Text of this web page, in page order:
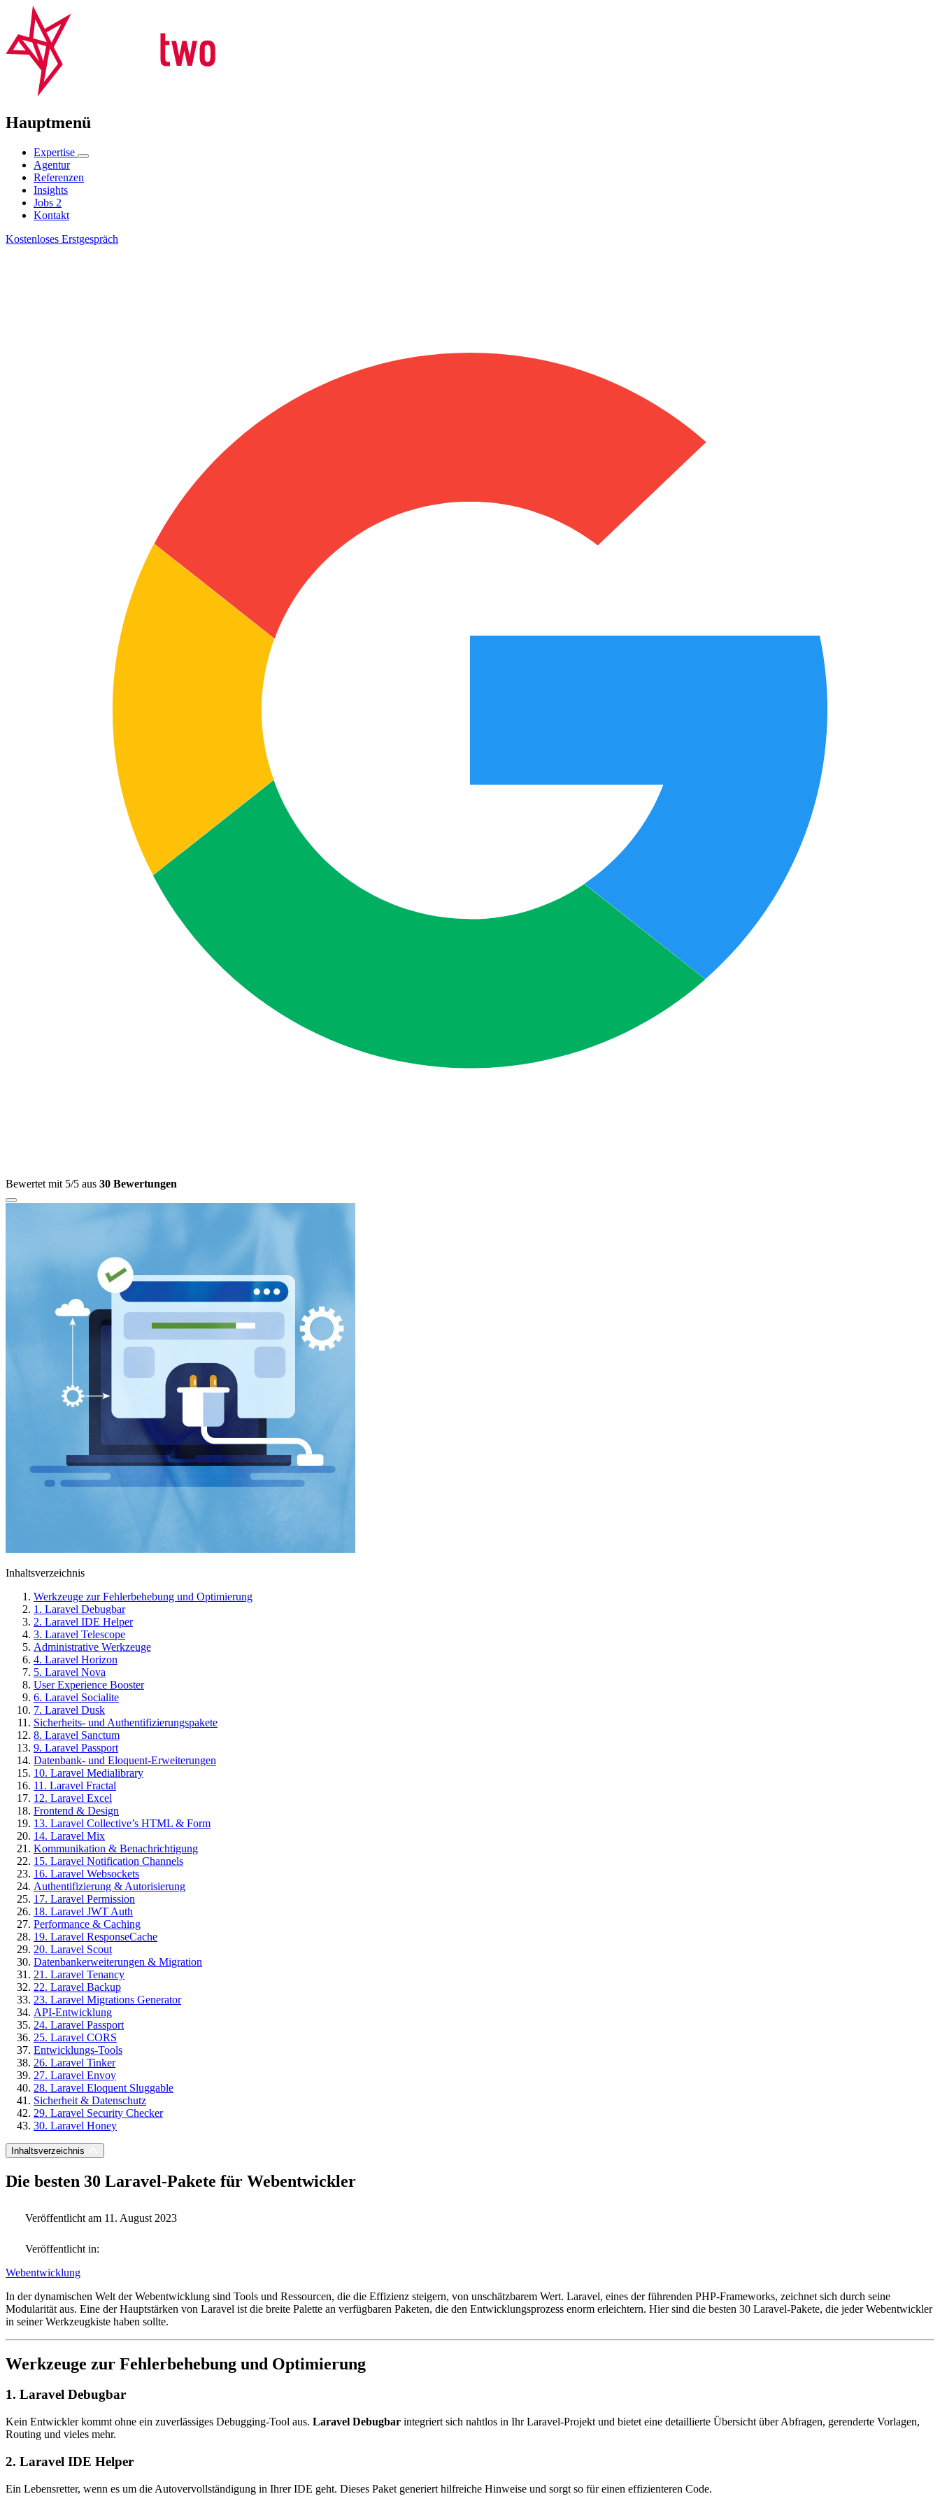
Hauptmenü
Expertise
Agentur
Referenzen
Insights
Jobs 2
Kontakt
Kostenloses Erstgespräch
Bewertet mit 5/5 aus 30 Bewertungen
Inhaltsverzeichnis
Werkzeuge zur Fehlerbehebung und Optimierung
1. Laravel Debugbar
2. Laravel IDE Helper
3. Laravel Telescope
Administrative Werkzeuge
4. Laravel Horizon
5. Laravel Nova
User Experience Booster
6. Laravel Socialite
7. Laravel Dusk
Sicherheits- und Authentifizierungspakete
8. Laravel Sanctum
9. Laravel Passport
Datenbank- und Eloquent-Erweiterungen
10. Laravel Medialibrary
11. Laravel Fractal
12. Laravel Excel
Frontend & Design
13. Laravel Collective’s HTML & Form
14. Laravel Mix
Kommunikation & Benachrichtigung
15. Laravel Notification Channels
16. Laravel Websockets
Authentifizierung & Autorisierung
17. Laravel Permission
18. Laravel JWT Auth
Performance & Caching
19. Laravel ResponseCache
20. Laravel Scout
Datenbankerweiterungen & Migration
21. Laravel Tenancy
22. Laravel Backup
23. Laravel Migrations Generator
API-Entwicklung
24. Laravel Passport
25. Laravel CORS
Entwicklungs-Tools
26. Laravel Tinker
27. Laravel Envoy
28. Laravel Eloquent Sluggable
Sicherheit & Datenschutz
29. Laravel Security Checker
30. Laravel Honey
Inhaltsverzeichnis
Die besten 30 Laravel-Pakete für Webentwickler
Veröffentlicht am 11. August 2023
Veröffentlicht in:
Webentwicklung
In der dynamischen Welt der Webentwicklung sind Tools und Ressourcen, die die Effizienz steigern, von unschätzbarem Wert. Laravel, eines der führenden PHP-Frameworks, zeichnet sich durch seine
Modularität aus. Eine der Hauptstärken von Laravel ist die breite Palette an verfügbaren Paketen, die den Entwicklungsprozess enorm erleichtern. Hier sind die besten 30 Laravel-Pakete, die jeder Webentwickler
in seiner Werkzeugkiste haben sollte.
Werkzeuge zur Fehlerbehebung und Optimierung
1. Laravel Debugbar
Kein Entwickler kommt ohne ein zuverlässiges Debugging-Tool aus. Laravel Debugbar integriert sich nahtlos in Ihr Laravel-Projekt und bietet eine detaillierte Übersicht über Abfragen, gerenderte Vorlagen,
Routing und vieles mehr.
2. Laravel IDE Helper
Ein Lebensretter, wenn es um die Autovervollständigung in Ihrer IDE geht. Dieses Paket generiert hilfreiche Hinweise und sorgt so für einen effizienteren Code.